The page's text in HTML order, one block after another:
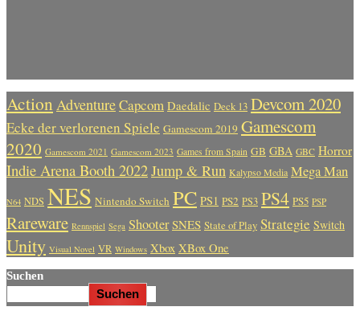
Action AdventureCapcom Daedalic Deck 13 Devcom 2020
Ecke der verlorenen Spiele Gamescom 2019 Gamescom
2020 Gamescom 2021 Gamescom 2023 Games from Spain GB GBA GBC Horror
Indie Arena Booth 2022Jump & Run Kalypso Media Mega Man
N64 NDS NES Nintendo Switch PC PS1 PS2 PS3 PS4 PS5 PSP
Rareware Rennspiel Sega Shooter SNES State of Play Strategie Switch
Unity Visual Novel VR Windows Xbox XBox One
Suchen
Suchen